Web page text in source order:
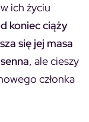
ich życiu
koniec ciąży
się jej masa
, ale cieszy
członka